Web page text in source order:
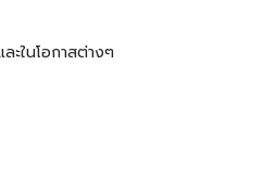
ะในโอกาสต่างๆ